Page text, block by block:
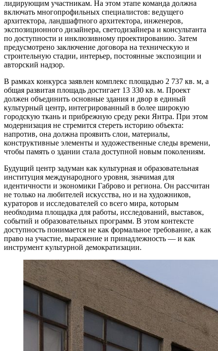
лидирующим участникам. На этом этапе команда должна
включать многопрофильных специалистов: ведущего
архитектора, ландшафтного архитектора, инженеров,
экспозиционного дизайнера, светодизайнера и консультанта
по доступности и инклюзивному проектированию. Затем
предусмотрено заключение договора на техническую и
строительную стадии, интерьер, постоянные экспозиции и
авторский надзор.
В рамках конкурса заявлен комплекс площадью 2 737 кв. м, а
общая развитая площадь достигает 13 330 кв. м. Проект
должен объединить основные здания и двор в единый
культурный центр, интегрированный в более широкую
городскую ткань и прибрежную среду реки Янтра. При этом
модернизация не стремится стереть историю объекта:
напротив, она должна проявить слои, материалы,
конструктивные элементы и художественные следы времени,
чтобы память о здании стала доступной новым поколениям.
Будущий центр задуман как культурная и образовательная
институция международного уровня, значимая для
идентичности и экономики Габрово и региона. Он рассчитан
не только на любителей искусства, но и на художников,
кураторов и исследователей со всего мира, которым
необходима площадка для работы, исследований, выставок,
событий и образовательных программ. В этом контексте
доступность понимается не как формальное требование, а как
право на участие, выражение и принадлежность — и как
инструмент культурной демократизации.